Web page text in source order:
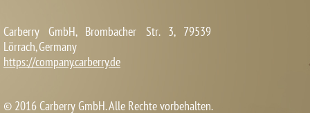
Carberry GmbH, Brombacher Str. 3, 79539
Lörrach, Germany
https://company.carberry.de
© 2016 Carberry GmbH. Alle Rechte vorbehalten.